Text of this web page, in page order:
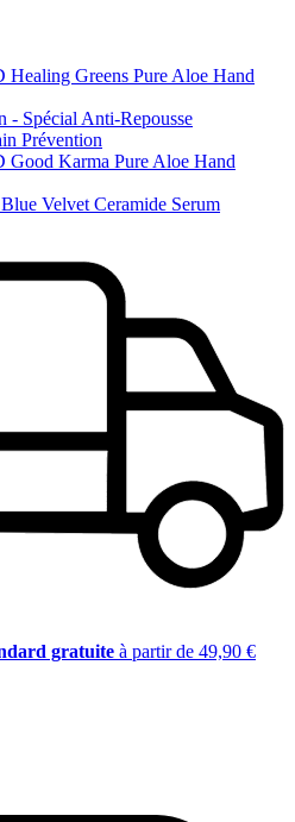
Greens Pure Aloe Hand
- Spécial Anti-Repousse
Prévention
Karma Pure Aloe Hand
Velvet Ceramide Serum
gratuite à partir de 49,90 €